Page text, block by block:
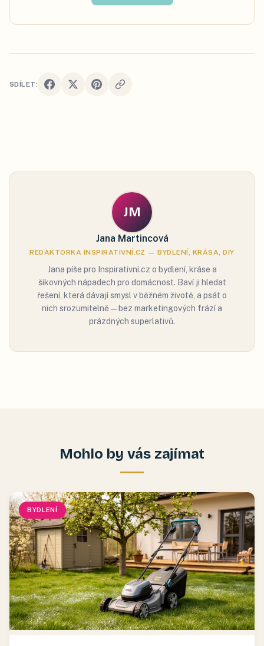
SDÍLET:
JM
Jana Martincová
REDAKTORKA INSPIRATIVNÍ.CZ — BYDLENÍ, KRÁSA, DIY
Jana píše pro Inspirativní.cz o bydlení, kráse a
šikovných nápadech pro domácnost. Baví ji hledat
řešení, která dávají smysl v běžném životě, a psát o
nich srozumitelně — bez marketingových frází a
prázdných superlativů.
Mohlo by vás zajímat
BYDLENÍ